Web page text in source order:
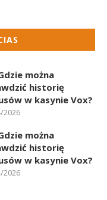
można
historię
w kasynie Vox?
2026
można
historię
w kasynie Vox?
2026